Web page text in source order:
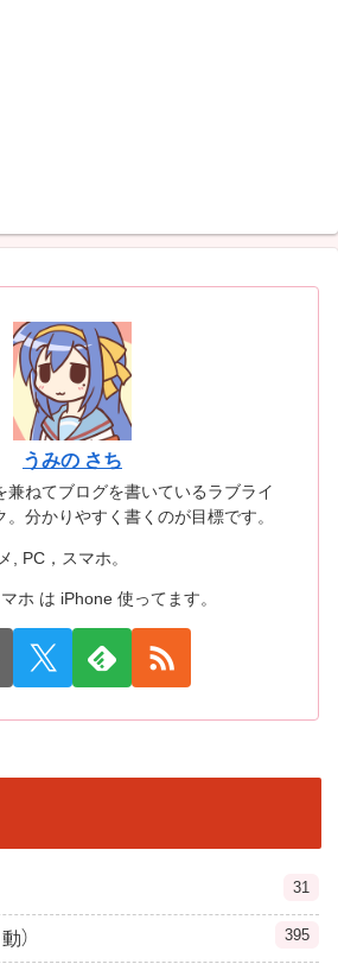
うみの さち
兼ねてブログを書いているラブライ
分かりやすく書くのが目標です。
, PC，スマホ。
ホ は iPhone 使ってます。
31
） 395